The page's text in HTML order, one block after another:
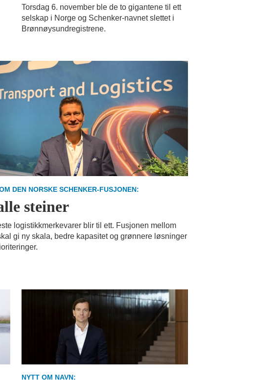
Torsdag 6. november ble de to gigantene til ett
selskap i Norge og Schenker-navnet slettet i
Brønnøysundregistrene.
DEN NORSKE SCHENKER-FUSJONEN:
steiner
logistikkmerkevarer blir til ett. Fusjonen mellom
gi ny skala, bedre kapasitet og grønnere løsninger
NYTT OM NAVN: